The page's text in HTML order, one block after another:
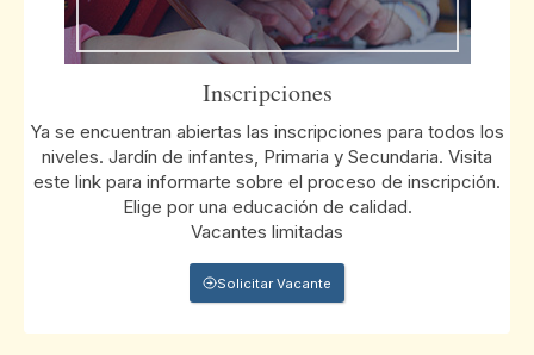
Inscripciones
Ya se encuentran abiertas las inscripciones para todos los
niveles. Jardín de infantes, Primaria y Secundaria. Visita
este link para informarte sobre el proceso de inscripción.
Elige por una educación de calidad.
Vacantes limitadas
Solicitar Vacante